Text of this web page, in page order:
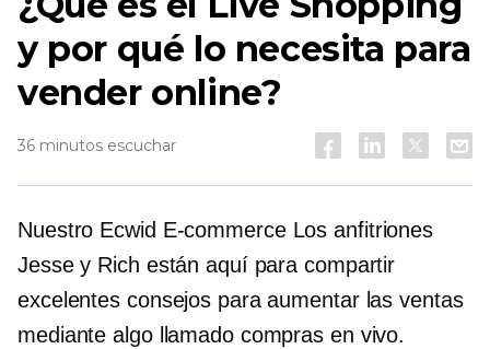
y por qué lo necesita para
vender online?
36 minutos escuchar
Nuestro Ecwid E-commerceLos anfitriones
Jesse y Rich están aquí para compartir
excelentes consejos para aumentar las ventas
mediante algo llamado compras en vivo.